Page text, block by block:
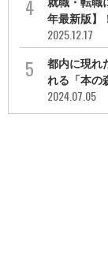
就職・転職
年最新版】
2025.12.17
都内に現れ
れる「本の
2024.07.05